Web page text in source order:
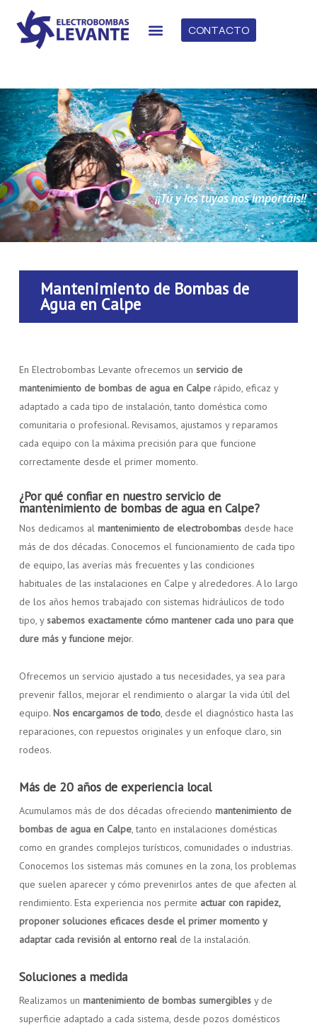
CONTACTO
¡¡Tú y los tuyos nos importáis!!
Mantenimiento de Bombas de
Agua en Calpe
En Electrobombas Levante ofrecemos un servicio de
mantenimiento de bombas de agua en Calperápido, eficaz y
adaptado a cada tipo de instalación, tanto doméstica como
comunitaria o profesional. Revisamos, ajustamos y reparamos
cada equipo con la máxima precisión para que funcione
correctamente desde el primer momento.
¿Por qué confiar en nuestro servicio de
mantenimiento de bombas de agua en Calpe?
Nos dedicamos almantenimiento de electrobombas desde hace
más de dos décadas. Conocemos el funcionamiento de cada tipo
de equipo, las averías más frecuentes y las condiciones
habituales de las instalaciones en Calpe y alrededores. A lo largo
de los años hemos trabajado con sistemas hidráulicos de todo
tipo, ysabemos exactamente cómo mantener cada uno para que
dure más y funcione mejor.
Ofrecemos un servicio ajustado a tus necesidades, ya sea para
prevenir fallos, mejorar el rendimiento o alargar la vida útil del
equipo. Nos encargamos de todo, desde el diagnóstico hasta las
reparaciones, con repuestos originales y un enfoque claro, sin
rodeos.
Más de 20 años de experiencia local
Acumulamos más de dos décadas ofreciendo mantenimiento de
bombas de agua en Calpe, tanto en instalaciones domésticas
como en grandes complejos turísticos, comunidades o industrias.
Conocemos los sistemas más comunes en la zona, los problemas
que suelen aparecer y cómo prevenirlos antes de que afecten al
rendimiento. Esta experiencia nos permite actuar con rapidez,
proponer soluciones eficaces desde el primer momento y
adaptar cada revisión al entorno realde la instalación.
Soluciones a medida
Realizamos un mantenimiento de bombas sumergiblesy de
superficie adaptado a cada sistema, desde pozos domésticos